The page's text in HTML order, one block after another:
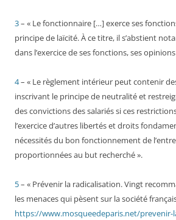
3– « Le fonctionnaire […] exerce ses
principe de laïcité. À ce titre, il s’abstient
dans l’exercice de ses fonctions, ses
4– « Le règlement intérieur peut contenir
inscrivant le principe de neutralité et
des convictions des salariés si ces
l’exercice d’autres libertés et droits
nécessités du bon fonctionnement de
proportionnées au but recherché ».
5– « Prévenir la radicalisation. Vingt
les menaces qui pèsent sur la société
https://www.mosqueedeparis.net/prevenir-